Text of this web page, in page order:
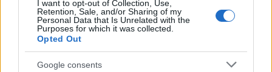
I want to opt-out of Collection, Use,
Retention, Sale, and/or Sharing of my
Personal Data that Is Unrelated with the
Purposes for which it was collected.
Opted Out
Google consents
Κατώτατος μισθός: Σενάριο για
αύξηση στα 1.000 ευρώ από το 2027